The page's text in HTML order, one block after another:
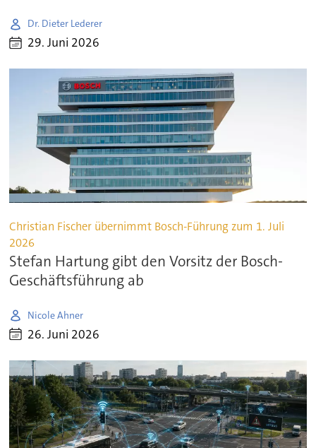
Dr. Dieter Lederer
29. Juni 2026
Christian Fischer übernimmt Bosch-Führung zum 1. Juli
2026
Stefan Hartung gibt den Vorsitz der Bosch-
Geschäftsführung ab
Nicole Ahner
26. Juni 2026